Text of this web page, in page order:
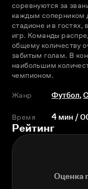
соревнуются за
каждым соперником
стадионе и в
игр. Команды
общему количеству
забитым голам. В
наибольшим
чемпионом.
Жанр Футбол,
Время 4 мин /
Рейтинг
Оценка